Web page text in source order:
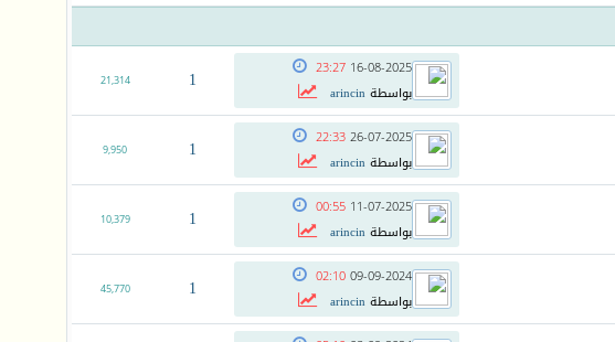
16-08-2025
23:27
بواسطةarincin
1
21,314
26-07-2025
22:33
بواسطةarincin
1
9,950
11-07-2025
00:55
بواسطةarincin
1
10,379
09-09-2024
02:10
بواسطةarincin
1
45,770